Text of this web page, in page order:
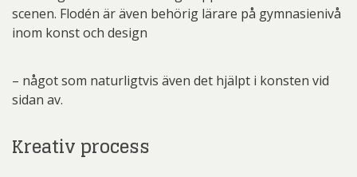
scenen. Flodén är även behörig lärare på gymnasienivå
inom konst och design
– något som naturligtvis även det hjälpt i konsten vid
sidan av.
Kreativ process